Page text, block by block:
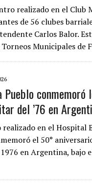
realizado en el Club
de 56 clubes
Carlos Balor.
Municipales
conmemoró
del ’76 en
en el Hospital
el 50°
en Argentina, bajo